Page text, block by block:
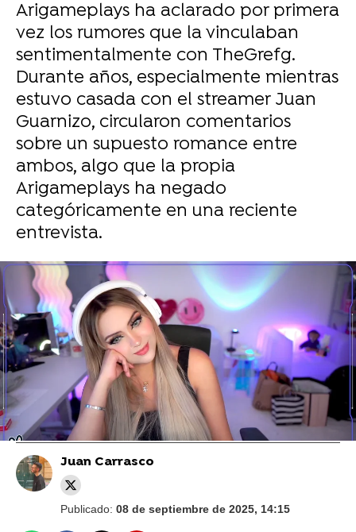
Arigameplays ha aclarado por primera
vez los rumores que la vinculaban
sentimentalmente con TheGrefg.
Durante años, especialmente mientras
estuvo casada con el streamer Juan
Guarnizo, circularon comentarios
sobre un supuesto romance entre
ambos, algo que la propia
Arigameplays ha negado
categóricamente en una reciente
entrevista.
AriGameplays / Twitch
Ibai sale a dar explicaciones tras la expulsión
de KOI de la VCT de Valorant: "Me siento muy
culpable"
Juan Carrasco
Publicado: 08 de septiembre de 2025, 14:15